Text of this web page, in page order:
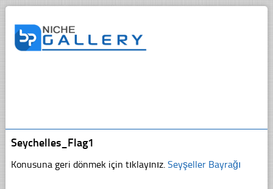
Seychelles_Flag1
Konusuna geri dönmek için tıklayınız. Seyşeller Bayrağı